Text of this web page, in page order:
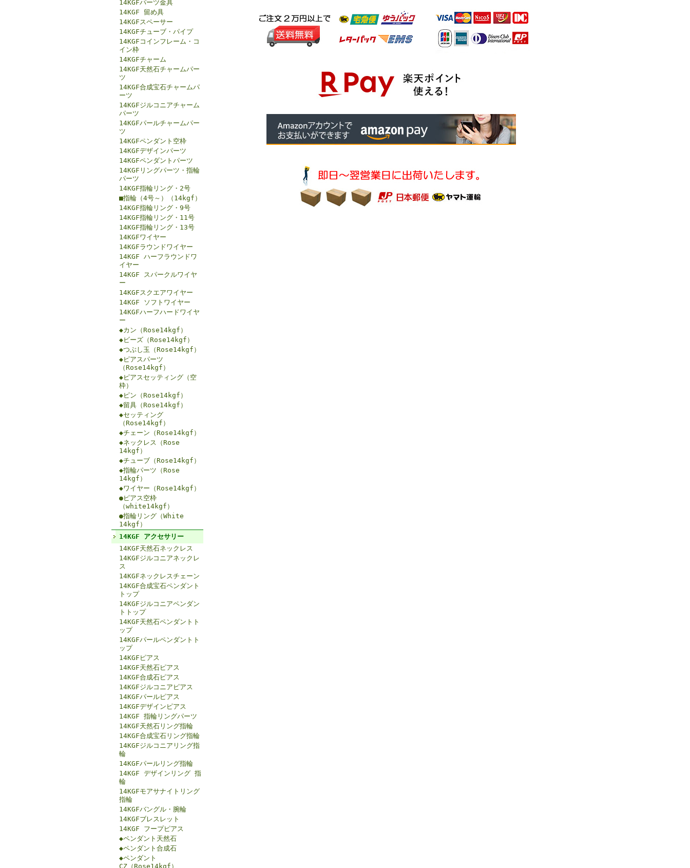
14KGFパーツ金具
14KGF 留め具
14KGFスペーサー
14KGFチューブ・パイプ
14KGFコインフレーム・コ
イン枠
14KGFチャーム
14KGF天然石チャームパー
ツ
14KGF合成宝石チャームパ
ーツ
14KGFジルコニアチャーム
パーツ
14KGFパールチャームパー
ツ
14KGFペンダント空枠
14KGFデザインパーツ
14KGFペンダントパーツ
14KGFリングパーツ・指輪
パーツ
14KGF指輪リング・2号
■指輪（4号～）（14kgf）
14KGF指輪リング・9号
14KGF指輪リング・11号
14KGF指輪リング・13号
14KGFワイヤー
14KGFラウンドワイヤー
14KGF ハーフラウンドワ
イヤー
14KGF スパークルワイヤ
ー
14KGFスクエアワイヤー
14KGF ソフトワイヤー
14KGFハーフハードワイヤ
ー
◆カン（Rose14kgf）
◆ビーズ（Rose14kgf）
◆つぶし玉（Rose14kgf）
◆ピアスパーツ
（Rose14kgf）
◆ピアスセッティング（空
枠）
◆ピン（Rose14kgf）
◆留具（Rose14kgf）
◆セッティング
（Rose14kgf）
◆チェーン（Rose14kgf）
◆ネックレス（Rose
14kgf）
◆チューブ（Rose14kgf）
◆指輪パーツ（Rose
14kgf）
◆ワイヤー（Rose14kgf）
●ピアス空枠
（white14kgf）
●指輪リング（White
14kgf）
14KGF アクセサリー
14KGF天然石ネックレス
14KGFジルコニアネックレ
ス
14KGFネックレスチェーン
14KGF合成宝石ペンダント
トップ
14KGFジルコニアペンダン
トトップ
14KGF天然石ペンダントト
ップ
14KGFパールペンダントト
ップ
14KGFピアス
14KGF天然石ピアス
14KGF合成石ピアス
14KGFジルコニアピアス
14KGFパールピアス
14KGFデザインピアス
14KGF 指輪リングパーツ
14KGF天然石リング指輪
14KGF合成宝石リング指輪
14KGFジルコニアリング指
輪
14KGFパールリング指輪
14KGF デザインリング 指
輪
14KGFモアサナイトリング
指輪
14KGFバングル・腕輪
14KGFブレスレット
14KGF フープピアス
◆ペンダント天然石
◆ペンダント合成石
◆ペンダント
CZ（Rose14kgf）